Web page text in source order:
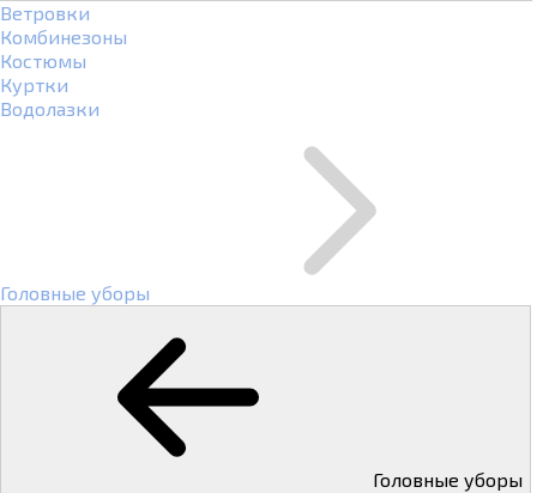
Ветровки
Комбинезоны
Костюмы
Куртки
Водолазки
Головные уборы
Головные уборы